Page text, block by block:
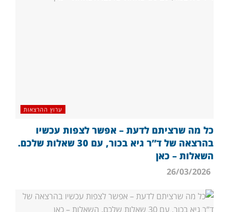
ערוץ ההרצאות
כל מה שרציתם לדעת – אפשר לצפות עכשיו
בהרצאה של ד”ר גיא בכור, עם 30 שאלות שלכם.
השאלות – כאן